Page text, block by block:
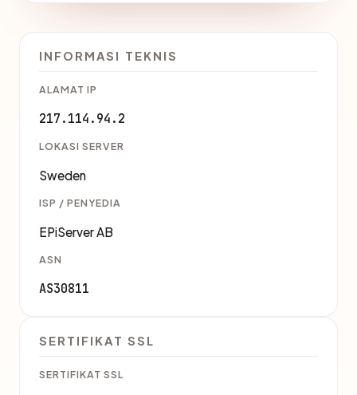
INFORMASI TEKNIS
ALAMAT IP
217.114.94.2
LOKASI SERVER
Sweden
ISP / PENYEDIA
EPiServer AB
ASN
AS30811
SERTIFIKAT SSL
SERTIFIKAT SSL